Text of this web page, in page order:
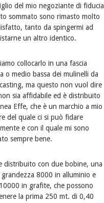
del mio negoziante di fiducia
sommato sono rimasto molto
tanto da spingermi ad
un altro identico.
collocarlo in una fascia
o medio bassa dei mulinelli da
ma questo non vuol dire
sia affidabile ed è distribuito
Effe, che è un marchio a mio
del quale ci si può fidare
e con il quale mi sono
sempre bene.
distribuito con due bobine, una
grandezza 8000 in alluminio e
in grafite, che possono
la prima 250 mt. di 0,40